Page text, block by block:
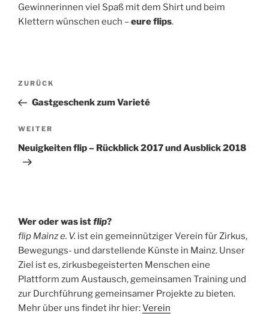
Gewinnerinnen viel Spaß mit dem Shirt und beim
Klettern wünschen euch –eure flips.
Beitragsnavigation
Vorheriger
Beitrag
ZURÜCK
Gastgeschenk zum Varieté
Nächster
Beitrag
WEITER
Neuigkeiten flip – Rückblick 2017 und Ausblick 2018
Wer oder was istflip?
flip Mainz e. V. ist ein gemeinnütziger Verein für Zirkus,
Bewegungs- und darstellende Künste in Mainz. Unser
Ziel ist es, zirkusbegeisterten Menschen eine
Plattform zum Austausch, gemeinsamen Training und
zur Durchführung gemeinsamer Projekte zu bieten.
Mehr über uns findet ihr hier:Verein